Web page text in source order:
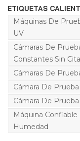
ETIQUETAS
Máquinas De
UV
Cámaras De
Constantes Sin
Cámaras De
Cámara De
Cámara De
Máquina
Humedad